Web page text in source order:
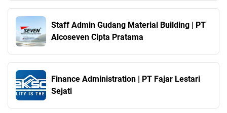
Staff Admin Gudang Material Building | PT
Alcoseven Cipta Pratama
Finance Administration | PT Fajar Lestari
Sejati